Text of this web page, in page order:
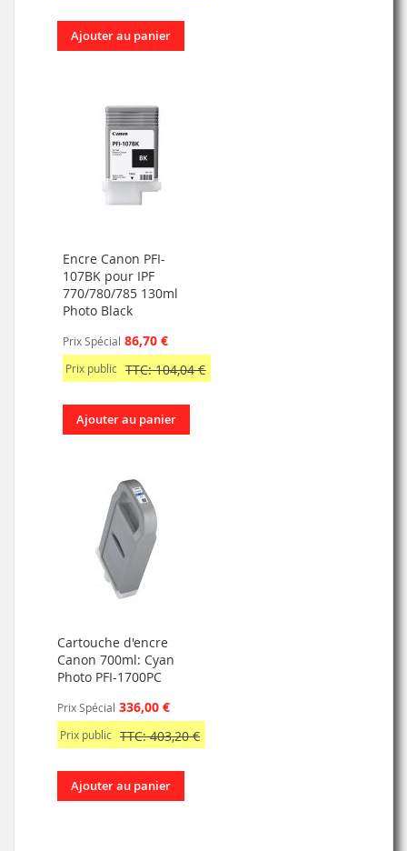
Ajouter au panier
Encre Canon PFI-
107BK pour IPF
770/780/785 130ml
Photo Black
Prix Spécial 86,70 €
Prix public TTC: 104,04 €
Ajouter au panier
Cartouche d'encre
Canon 700ml: Cyan
Photo PFI-1700PC
Prix Spécial 336,00 €
Prix public TTC: 403,20 €
Ajouter au panier